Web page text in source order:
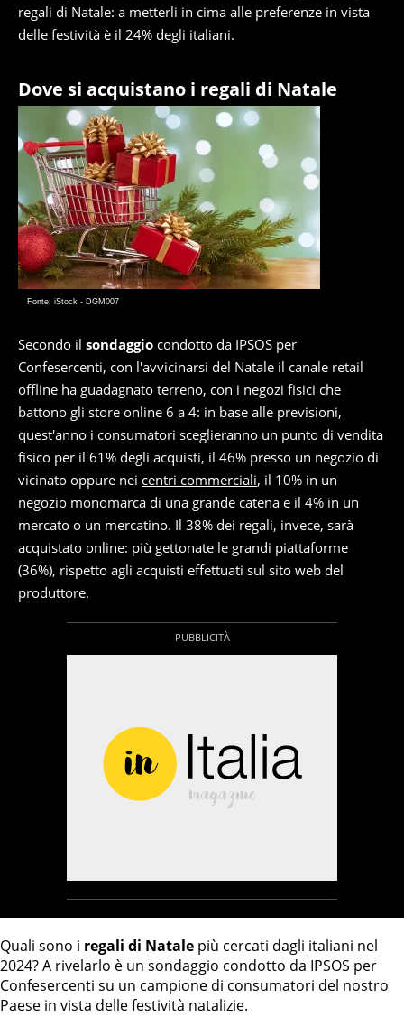
regali di Natale: a metterli in cima alle preferenze in vista
delle festività è il 24% degli italiani.
Dove si acquistano i regali di Natale
Fonte: iStock - DGM007
Secondo il sondaggio condotto da IPSOS per
Confesercenti, con l'avvicinarsi del Natale il canale retail
offline ha guadagnato terreno, con i negozi fisici che
battono gli store online 6 a 4: in base alle previsioni,
quest'anno i consumatori sceglieranno un punto di vendita
fisico per il 61% degli acquisti, il 46% presso un negozio di
vicinato oppure nei centri commerciali, il 10% in un
negozio monomarca di una grande catena e il 4% in un
mercato o un mercatino. Il 38% dei regali, invece, sarà
acquistato online: più gettonate le grandi piattaforme
(36%), rispetto agli acquisti effettuati sul sito web del
produttore.
Quali sono i regali di Natale più cercati dagli italiani nel
2024? A rivelarlo è un sondaggio condotto da IPSOS per
Confesercenti su un campione di consumatori del nostro
Paese in vista delle festività natalizie.